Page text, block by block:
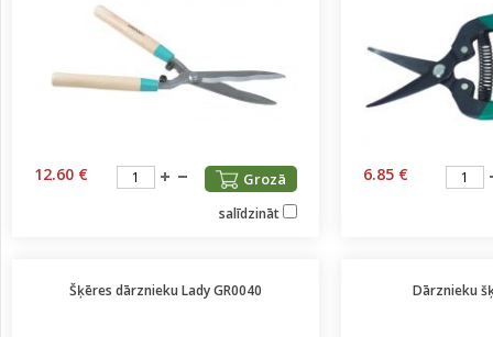
12.60 € Grozā
salīdzināt
6.85 €
Šķēres dārznieku Lady GR0040 Dārznieku